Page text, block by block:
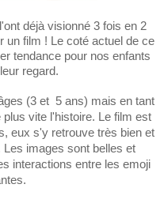
déjà visionné 3 fois en 2
un film ! Le coté actuel de ce
tendance pour nos enfants
regard.
(3 et 5 ans) mais en tant
vite l'histoire. Le film est
eux s'y retrouve très bien et
images sont belles et
interactions entre les emoji